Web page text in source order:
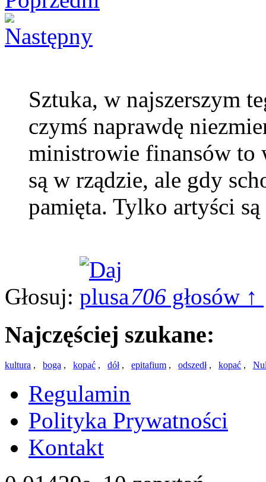
Sztuka, w najszerszym
czymś naprawdę
ministrowie finansów
są w rządzie, ale gdy
pamięta. Tylko artyści
Głosuj: 706 głosów ↑
Najczęściej szukane:
kultura , boga , kopać , dół, epitafium , odszedł, kopać ,
Regulamin
Polityka Prywatności
Kontakt